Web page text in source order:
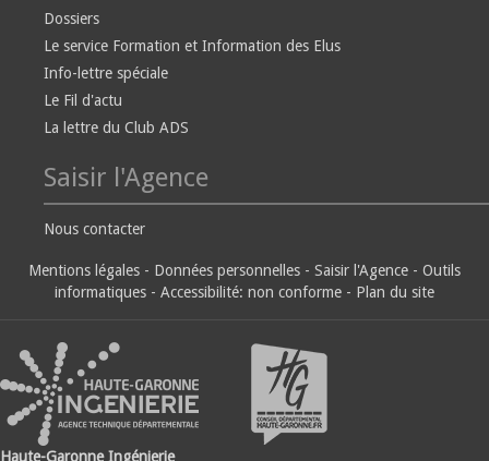
Dossiers
Le service Formation et Information des Elus
Info-lettre spéciale
Le Fil d'actu
La lettre du Club ADS
Saisir l'Agence
Nous contacter
Mentions légales - Données personnelles - Saisir l'Agence - Outils
informatiques - Accessibilité: non conforme - Plan du site
Haute-Garonne Ingénierie